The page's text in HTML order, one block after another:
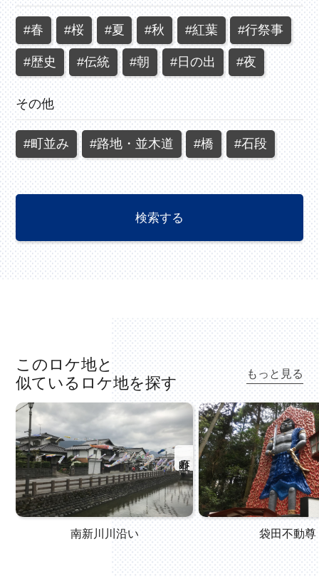
#春 #桜 #夏 #秋 #紅葉 #行祭事
#歴史 #伝統 #朝 #日の出 #夜
その他
#町並み #路地・並木道 #橋 #石段
このロケ地と
似ているロケ地を探す
もっと見る
町並み
南新川川沿い 袋田不動尊